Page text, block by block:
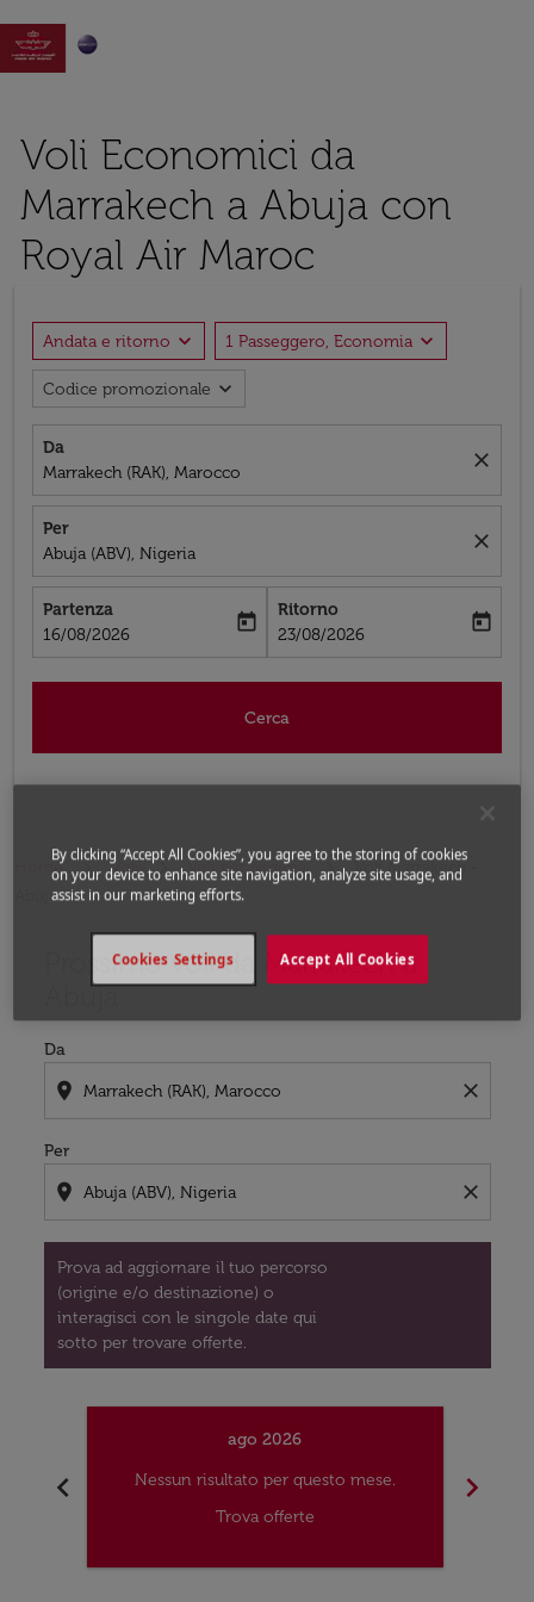

Voli Economici da
Marrakech a Abuja con
Royal Air Maroc
Andata e ritorno expand_more 1 Passeggero, Economia expand_more
Codice promozionale expand_more
Da
Marrakech (RAK), Marocco
close
Per
Abuja (ABV), Nigeria
close
Partenza
fc-booking-departure-date-aria-label
16/08/2026
today
Ritorno
fc-booking-return-date-aria-label
23/08/2026
today
Cerca
Home Voli Voli per Nigeria
Voli Marrakech -
Abuja
Prossimo voli da Marrakech a
Abuja
Da
location_on close
Per
location_on close
Prova ad aggiornare il tuo percorso
(origine e/o destinazione) o
interagisci con le singole date qui
sotto per trovare offerte.
Prova ad aggiornare il tuo percorso (origine e/o
chevron_left
ago 2026
Nessun risultato per questo mese.
Trova offerte
chevron_right
By clicking “Accept All Cookies”, you agree to the storing of cookies
on your device to enhance site navigation, analyze site usage, and
assist in our marketing efforts.
Accept All Cookies
Cookies Settings